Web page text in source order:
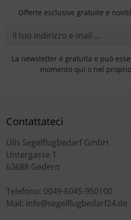
Offerte esclusive gratuite e
La newsletter è gratuita e può
momento qui o nel
Contattateci
Ülis Segelflugbedarf GmbH
Untergasse 1
63688 Gedern
Telefono: 0049-6045-950100
Mail: info@segelflugbedarf24.de